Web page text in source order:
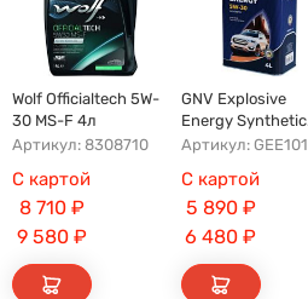
Wolf Officialtech 5W-
30 MS-F 4л
Артикул: 8308710
С картой
8 710₽
9 580₽
GNV Explosive
Energy Synthetic
A5/B5 5W-30 4л
С картой
5 890₽
6 480 ₽